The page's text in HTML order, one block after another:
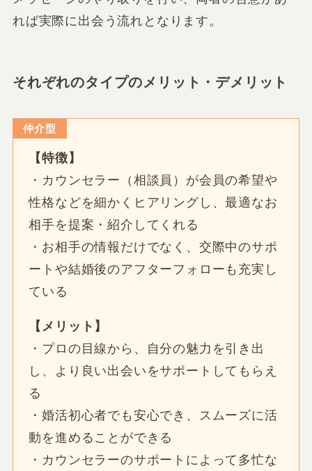
れば実際に出会う流れとなります。
それぞれのタイプのメリット・デメリット
仲介型
【特徴】
・カウンセラー（相談員）が会員の希望や
性格などを細かくヒアリングし、最適なお
相手を提案・紹介してくれる
・お相手の情報だけでなく、交際中のサポ
ートや結婚後のアフターフォローも充実し
ている
【メリット】
・プロの目線から、自分の魅力を引き出
し、より良い出会いをサポートしてもらえ
る
・婚活初心者でも安心でき、スムーズに活
動を進めることができる
・カウンセラーのサポートによって多忙な